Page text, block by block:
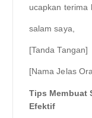
ucapkan terima
salam saya,
[Tanda Tangan]
[Nama Jelas
Tips Membuat
Efektif